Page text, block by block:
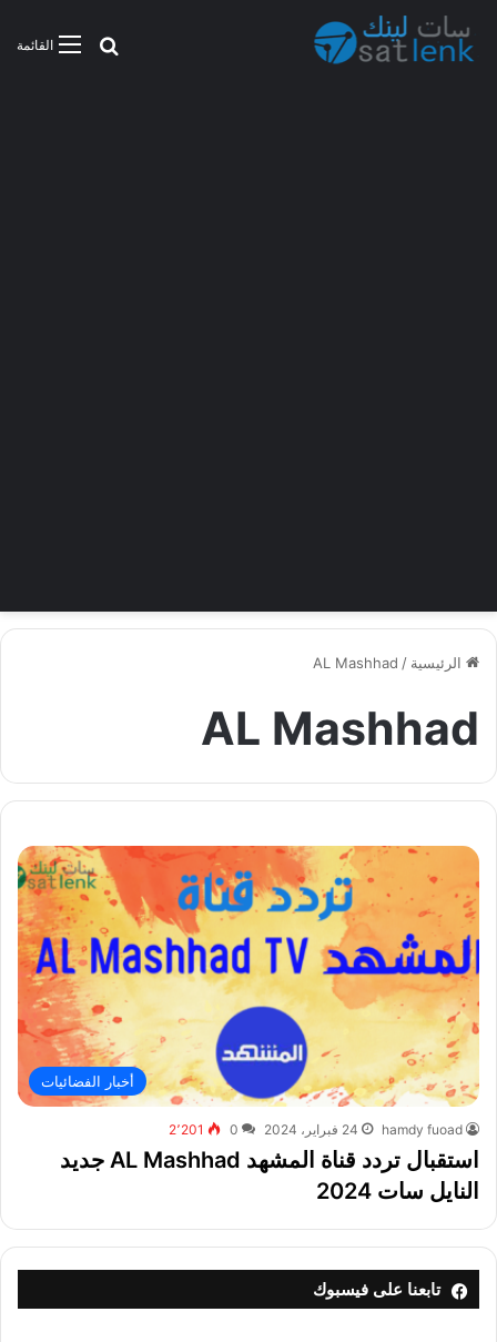
القائمةبحث عن
الرئيسية /
AL Mashhad
AL Mashhad
أخبار الفضائيات
hamdy fuoad 24 فبراير، 2024 0 2٬201
استقبال تردد قناة المشهد AL Mashhad جديد
النايل سات 2024
تابعنا على فيسبوك